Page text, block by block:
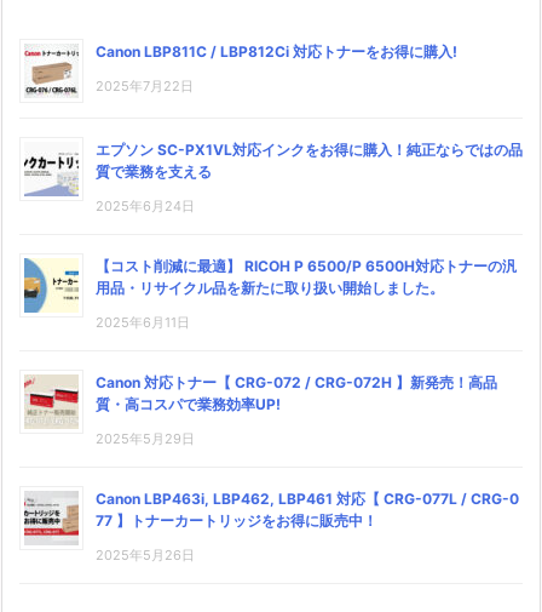
Canon LBP811C / LBP812Ci 対応トナーをお得に購入!
2025年7月22日
エプソン SC-PX1VL対応インクをお得に購入！純正ならではの品
質で業務を支える
2025年6月24日
【コスト削減に最適】 RICOH P 6500/P 6500H対応トナーの汎
用品・リサイクル品を新たに取り扱い開始しました。
2025年6月11日
Canon 対応トナー【 CRG-072 / CRG-072H 】新発売！高品
質・高コスパで業務効率UP!
2025年5月29日
Canon LBP463i, LBP462, LBP461 対応【 CRG-077L / CRG-0
77 】トナーカートリッジをお得に販売中！
2025年5月26日